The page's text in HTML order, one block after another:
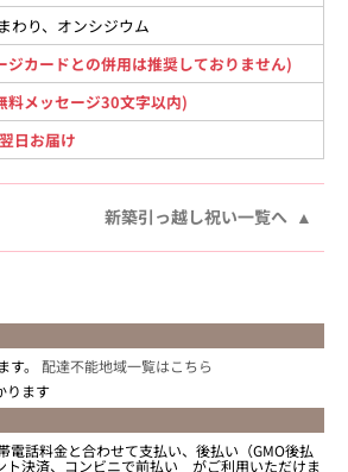
わり、オンシジウム
カードとの併用は推奨しておりません)
メッセージ30文字以内)
日お届け
新築引っ越し祝い一覧へ
す。 配達不能地域一覧はこちら
ります
電話料金と合わせて支払い、後払い（GMO後払
ト決済、コンビニで前払い がご利用いただけま